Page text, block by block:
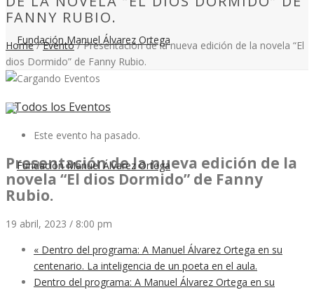
FANNY RUBIO.
Home/Evento/ Presentación de la nueva edición de la novela “El
dios Dormido” de Fanny Rubio.
« Todos los Eventos
Este evento ha pasado.
Presentación de la nueva edición de la
novela “El dios Dormido” de Fanny
Rubio.
19 abril, 2023 / 8:00 pm
« Dentro del programa: A Manuel Álvarez Ortega en su
centenario. La inteligencia de un poeta en el aula.
Dentro del programa: A Manuel Álvarez Ortega en su